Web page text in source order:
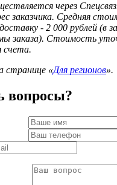
через
заказчика. Средняя
- 2 000 рублей (в
заказа). Стоимость
счета.
странице «Для регионов».
вопросы?